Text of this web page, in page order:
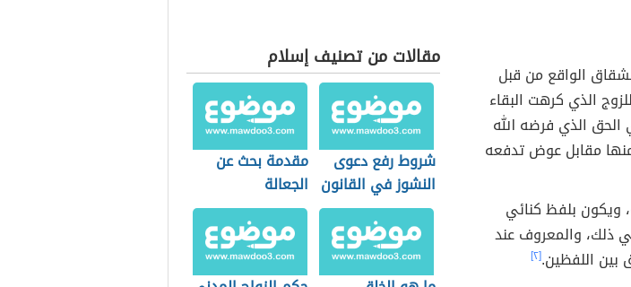
الواقع من قبل
الذي كرهت البقاء
الحق الذي فرضه الله
مقابل عوض تدفعه
ويكون بلفظ كنائي
ذلك، والمعروف عند
بين اللفظين.[٢]
مقالات من تصنيف إسلام
شروط رفع دعوى
النشوز في القانون
الجزائري
مقدمة بحث عن
الجعالة